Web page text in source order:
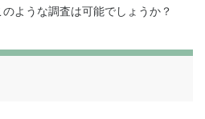
ような調査は可能でしょうか？